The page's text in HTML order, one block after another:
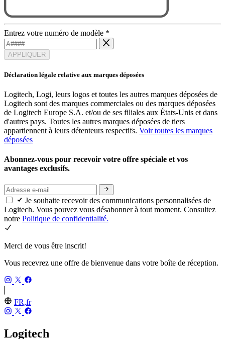
Entrez votre numéro de modèle *
APPLIQUER
Déclaration légale relative aux marques déposées
Logitech, Logi, leurs logos et toutes les autres marques déposées de
Logitech sont des marques commerciales ou des marques déposées
de Logitech Europe S.A. et/ou de ses filiales aux États-Unis et dans
d'autres pays. Toutes les autres marques déposées de tiers
appartiennent à leurs détenteurs respectifs. Voir toutes les marques
déposées
Abonnez-vous pour recevoir votre offre spéciale et vos
avantages exclusifs.
Je souhaite recevoir des communications personnalisées de
Logitech. Vous pouvez vous désabonner à tout moment. Consultez
notre Politique de confidentialité.
Merci de vous être inscrit!
Vous recevrez une offre de bienvenue dans votre boîte de réception.
FR,fr
Logitech